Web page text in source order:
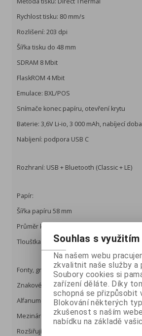
Rychlost tisku: 80 mm/s
Rozlišení: 203 dpi
Šířka tisku do 48 mm
SDRAM 8 Mbit
FlaskROM 4 Mbit
Emulace: BXL/POS
Snímače konec papíru, otevření krytu
Baterie: 3,6V Li-io, 3 000 mAh, nabíjecí
Nabíjení: podpora USB C
Rozhraní: USB + Bluetooth (Classic + LE)
Papír:
Šířka papíru 58 mm
Průměr kotoučku do 40 mm
Tloušťka papíru 0,07± 0,005 mm
Fonty, grafika, symboly:
Znakové sady:
Alfanumerické - 95
Mezinárodní - 32
Rozšiřující 128x33 page
Souhlas s
Na našem webu
zkvalitnit naše služby a
Soubory cookies si
zařízení děláte. Díky
schopná se přizpůsobit
Blokování některých
zkušenost s naším
nabídku na základě